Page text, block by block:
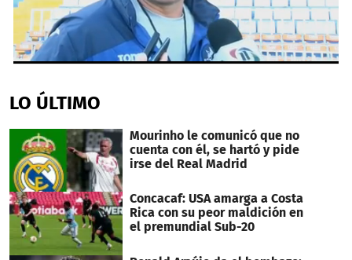
of
36
LO ÚLTIMO
Mourinho le comunicó que no
cuenta con él, se hartó y pide
irse del Real Madrid
Concacaf: USA amarga a Costa
Rica con su peor maldición en
el premundial Sub-20